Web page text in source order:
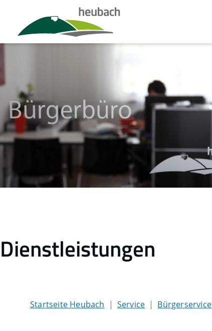
Dienstleistungen
Startseite Heubach Service Bürgerservice